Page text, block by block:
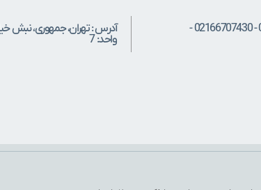
شماره تماس : 09126998846 - 02166707430 -
آدرس : تهران، جمهوری، نبش
واحد: 7